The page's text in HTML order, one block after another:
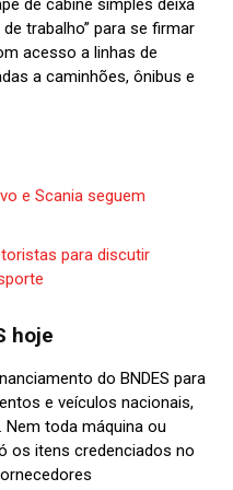
de cabine simples deixa
trabalho” para se firmar
acesso a linhas de
a caminhões, ônibus e
e Scania seguem
para discutir
hoje
do BNDES para
e veículos nacionais,
toda máquina ou
os itens credenciados no